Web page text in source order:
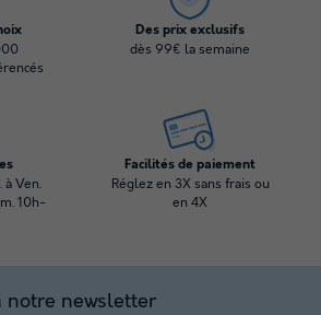
Des prix exclusifs
dès 99€ la semaine
à Ven.
10h-
Facilités de paiement
Réglez en 3X sans frais ou
en 4X
newsletter